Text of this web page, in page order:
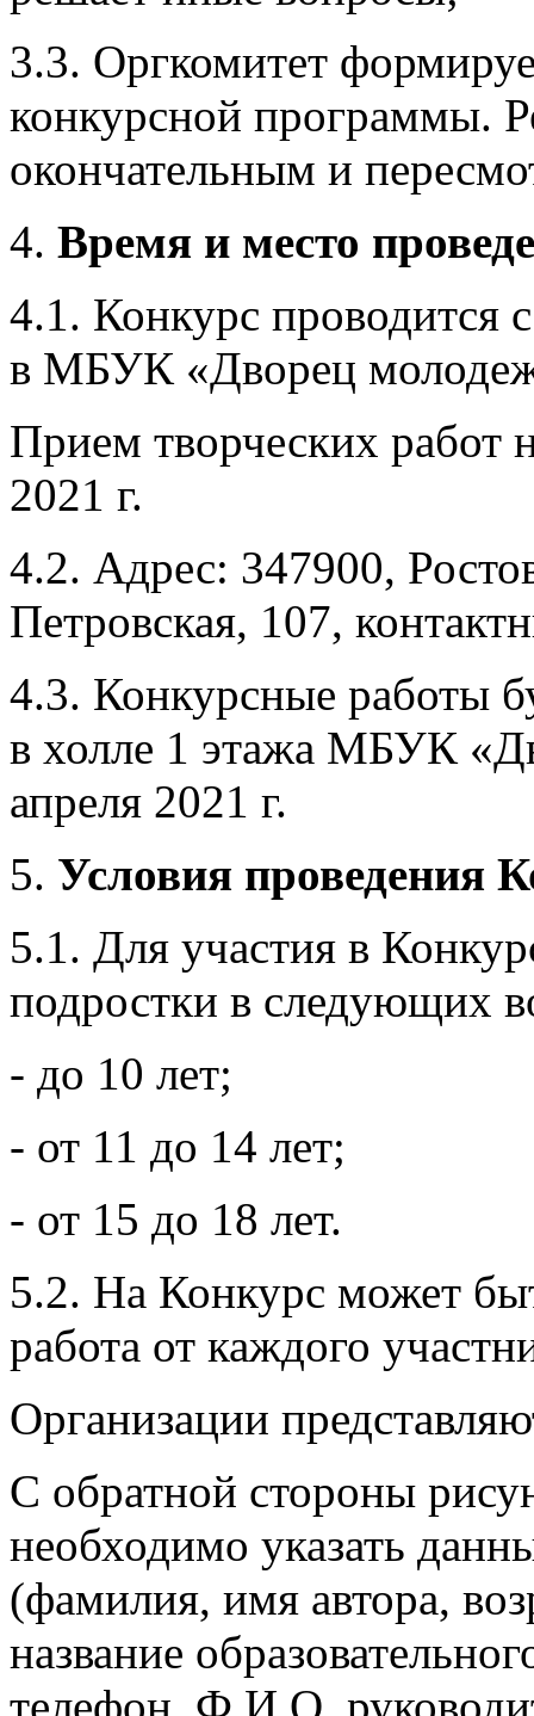
3.3. Оргкомитет
конкурсной программы.
окончательным и
Время и место
4.1. Конкурс проводится
в МБУК «Дворец
Прием творческих работ
2021 г.
4.2. Адрес: 347900,
Петровская, 107,
4.3. Конкурсные работы
в холле 1 этажа МБУК
апреля 2021 г.
Условия проведения
5.1. Для участия в
подростки в следующих
- до 10 лет;
- от 11 до 14 лет;
- от 15 до 18 лет.
5.2. На Конкурс может
работа от каждого
Организации
С обратной стороны
необходимо указать
(фамилия, имя автора,
название